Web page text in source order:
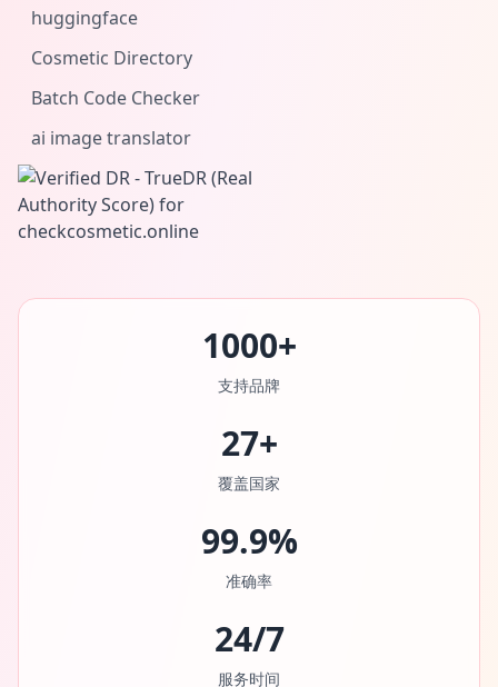
huggingface
Cosmetic Directory
Batch Code Checker
ai image translator
1000+
支持品牌
27+
覆盖国家
99.9%
准确率
24/7
服务时间